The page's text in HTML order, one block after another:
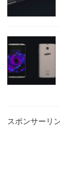
スポンサーリ